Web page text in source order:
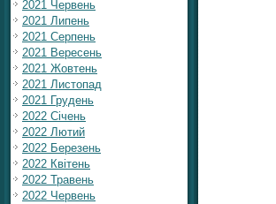
2021 Червень
2021 Липень
2021 Серпень
2021 Вересень
2021 Жовтень
2021 Листопад
2021 Грудень
2022 Січень
2022 Лютий
2022 Березень
2022 Квітень
2022 Травень
2022 Червень